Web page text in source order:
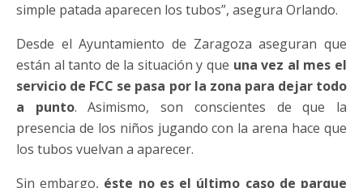
simple patada aparecen los tubos”, asegura Orlando.
Desde el Ayuntamiento de Zaragoza aseguran que
están al tanto de la situación y que una vez al mes el
servicio de FCC se pasa por la zona para dejar todo
a punto. Asimismo, son conscientes de que la
presencia de los niños jugando con la arena hace que
los tubos vuelvan a aparecer.
Sin embargo, éste no es el último caso de parque